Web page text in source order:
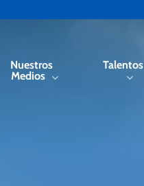
Nuestros
Medios
Talentos